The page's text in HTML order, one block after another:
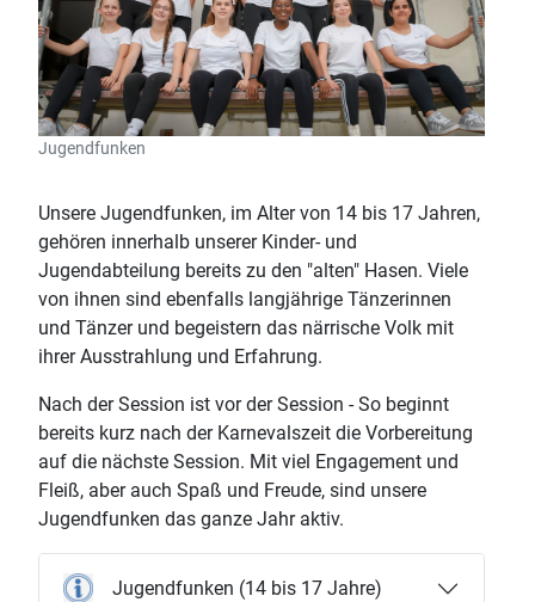
Jugendfunken
Unsere Jugendfunken, im Alter von 14 bis 17 Jahren,
gehören innerhalb unserer Kinder- und
Jugendabteilung bereits zu den "alten" Hasen. Viele
von ihnen sind ebenfalls langjährige Tänzerinnen
und Tänzer und begeistern das närrische Volk mit
ihrer Ausstrahlung und Erfahrung.
Nach der Session ist vor der Session - So beginnt
bereits kurz nach der Karnevalszeit die Vorbereitung
auf die nächste Session. Mit viel Engagement und
Fleiß, aber auch Spaß und Freude, sind unsere
Jugendfunken das ganze Jahr aktiv.
Jugendfunken (14 bis 17 Jahre)